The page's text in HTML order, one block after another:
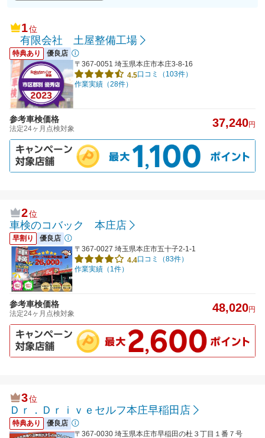
1位
有限会社 土屋整備工場
特典あり
優良店
〒367-0051 埼玉県本庄市本庄3-8-16
4.5口コミ（103件）
作業実績（28件）
参考車検価格
法定24ヶ月点検対象 37,240円
2位
車検のコバック 本庄店
早割り
優良店
〒367-0027 埼玉県本庄市五十子2-1-1
4.4口コミ（83件）
作業実績（1件）
参考車検価格
法定24ヶ月点検対象 48,020円
3位
Ｄｒ．Ｄｒｉｖｅセルフ本庄早稲田店
特典あり
優良店
〒367-0030 埼玉県本庄市早稲田の杜３丁目１番７号